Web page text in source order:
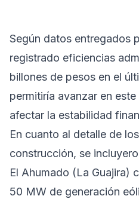
Según datos entregados
registrado eficiencias
billones de pesos en el
permitiría avanzar en
afectar la estabilidad
En cuanto al detalle de
construcción, se
El Ahumado (La Guajira)
50 MW de generación